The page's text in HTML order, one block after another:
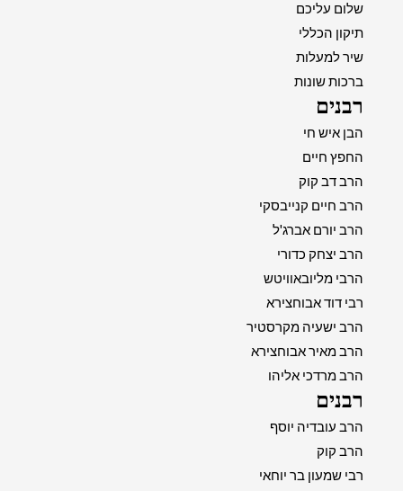
שלום עליכם
תיקון הכללי
שיר למעלות
ברכות שונות
רבנים
הבן איש חי
החפץ חיים
הרב דב קוק
הרב חיים קנייבסקי
הרב יורם אברג'ל
הרב יצחק כדורי
הרבי מליובאוויטש
רבי דוד אבוחצירא
הרב ישעיה מקרסטיר
הרב מאיר אבוחצירא
הרב מרדכי אליהו
רבנים
הרב עובדיה יוסף
הרב קוק
רבי שמעון בר יוחאי